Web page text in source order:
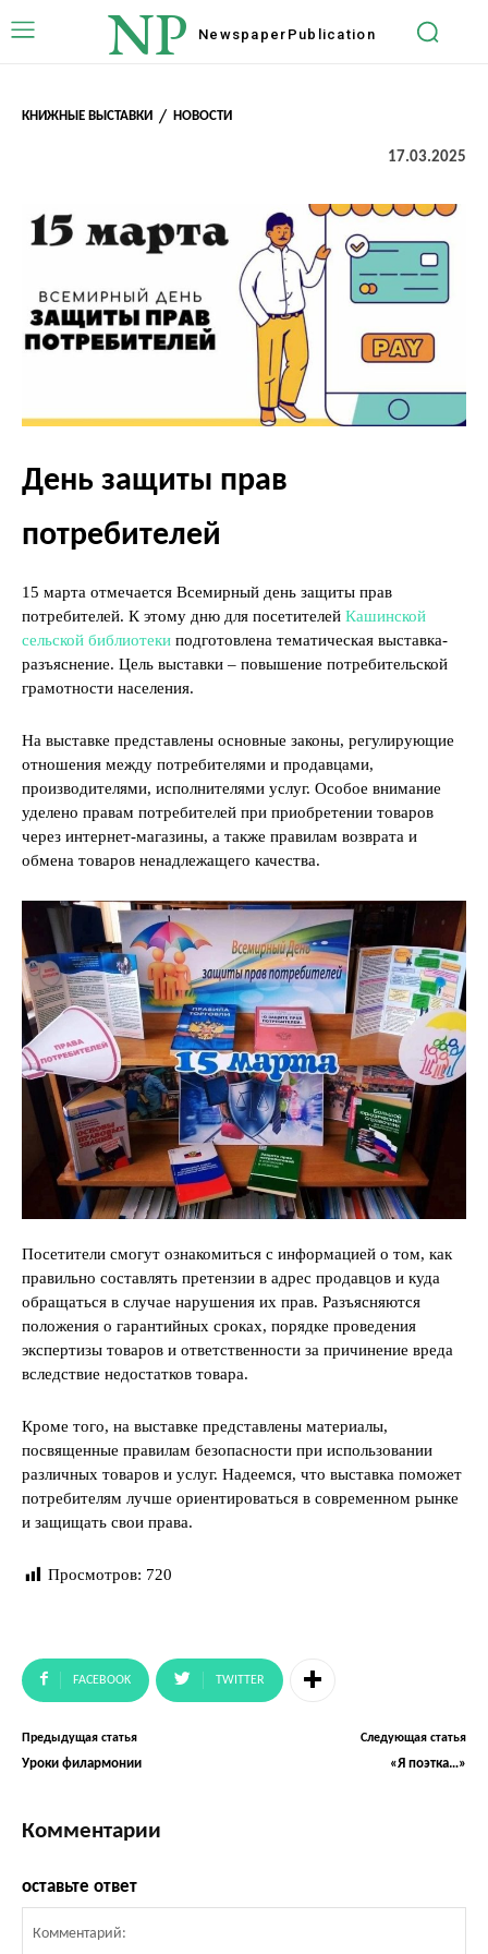
NP Newspaper Publication
КНИЖНЫЕ ВЫСТАВКИ НОВОСТИ
17.03.2025
День защиты прав
потребителей
15 марта отмечается Всемирный день защиты прав
потребителей. К этому дню для посетителей Кашинской
сельской библиотеки подготовлена тематическая выставка-
разъяснение. Цель выставки – повышение потребительской
грамотности населения.
На выставке представлены основные законы, регулирующие
отношения между потребителями и продавцами,
производителями, исполнителями услуг. Особое внимание
уделено правам потребителей при приобретении товаров
через интернет-магазины, а также правилам возврата и
обмена товаров ненадлежащего качества.
Посетители смогут ознакомиться с информацией о том, как
правильно составлять претензии в адрес продавцов и куда
обращаться в случае нарушения их прав. Разъясняются
положения о гарантийных сроках, порядке проведения
экспертизы товаров и ответственности за причинение вреда
вследствие недостатков товара.
Кроме того, на выставке представлены материалы,
посвященные правилам безопасности при использовании
различных товаров и услуг. Надеемся, что выставка поможет
потребителям лучше ориентироваться в современном рынке
и защищать свои права.
Просмотров: 720
FACEBOOK TWITTER
Предыдущая статья
Уроки филармонии
Следующая статья
«Я поэтка…»
Комментарии
оставьте ответ